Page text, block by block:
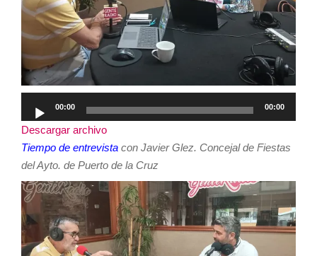
de
audio
00:00 00:00
Descargar archivo
Tiempo de entrevista con Javier Glez. Concejal de Fiestas
del Ayto. de Puerto de la Cruz